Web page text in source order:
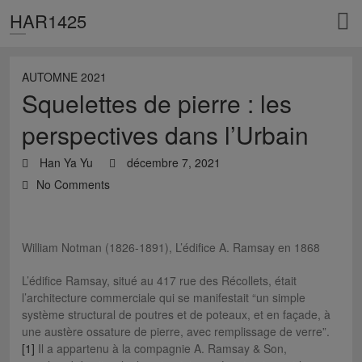
HAR1425
AUTOMNE 2021
Squelettes de pierre : les
perspectives dans l’Urbain
Han Ya Yu
décembre 7, 2021
No Comments
William Notman (1826-1891), L’édifice A. Ramsay en 1868
L’édifice Ramsay, situé au 417 rue des Récollets, était
l’architecture commerciale qui se manifestait “un simple
système structural de poutres et de poteaux, et en façade, à
une austère ossature de pierre, avec remplissage de verre”.
[1] Il a appartenu à la compagnie A. Ramsay & Son,